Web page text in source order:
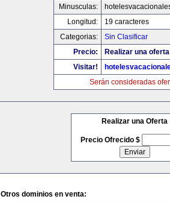
Minusculas:
Longitud:
19 caracteres
Categorias:
Sin Clasificar
Precio:
Realizar una
Visitar!
Serán consideradas
Realizar una Oferta
Precio Ofrecido $
Otros dominios en venta: